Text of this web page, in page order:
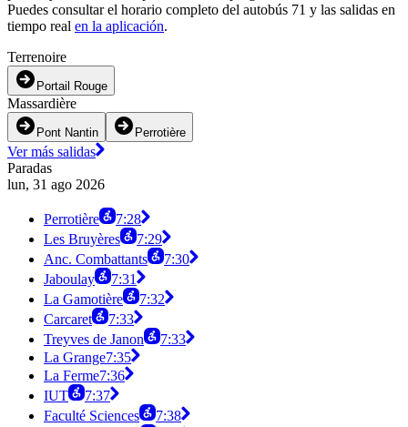
Puedes consultar el horario completo del autobús 71 y las salidas en
tiempo real en la aplicación.
Terrenoire
Portail Rouge
Massardière
Pont Nantin Perrotière
Ver más salidas
Paradas
lun, 31 ago 2026
Perrotière
7:28
Les Bruyères
7:29
Anc. Combattants
7:30
Jaboulay
7:31
La Gamotière
7:32
Carcaret
7:33
Treyves de Janon
7:33
La Grange7:35
La Ferme7:36
IUT
7:37
Faculté Sciences
7:38